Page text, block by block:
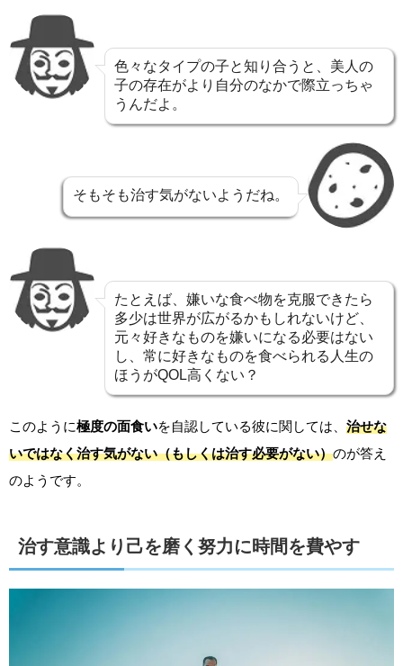
色々なタイプの子と知り合うと、美人の
子の存在がより自分のなかで際立っちゃ
うんだよ。
そもそも治す気がないようだね。
たとえば、嫌いな食べ物を克服できたら
多少は世界が広がるかもしれないけど、
元々好きなものを嫌いになる必要はない
し、常に好きなものを食べられる人生の
ほうがQOL高くない？
このように極度の面食いを自認している彼に関しては、 治せな
いではなく治す気がない（もしくは治す必要がない）のが答え
のようです。
治す意識より己を磨く努力に時間を費やす